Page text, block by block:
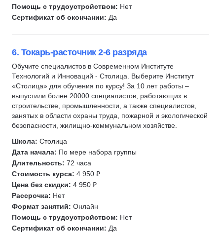
Помощь с трудоустройством: Нет
Сертификат об окончании: Да
6. Токарь-расточник 2-6 разряда
Обучите специалистов в Современном Институте
Технологий и Инноваций - Столица. Выберите Институт
«Столица» для обучения по курсу! За 10 лет работы –
выпустили более 20000 специалистов, работающих в
строительстве, промышленности, а также специалистов,
занятых в области охраны труда, пожарной и экологической
безопасности, жилищно-коммунальном хозяйстве.
Школа: Столица
Дата начала: По мере набора группы
Длительность: 72 часа
Стоимость курса: 4 950 ₽
Цена без скидки: 4 950 ₽
Рассрочка: Нет
Формат занятий: Онлайн
Помощь с трудоустройством: Нет
Сертификат об окончании: Да